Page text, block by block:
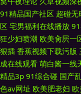
91精品国产社区 超碰无
区 宅男福利在线播放
狂少妇喷潮 欧美肏屄一
狠插 香蕉视频下载污版
成在线观看 萌白酱一线
精品3p 91综合碰 国产
色av网址 欧美肥老妇